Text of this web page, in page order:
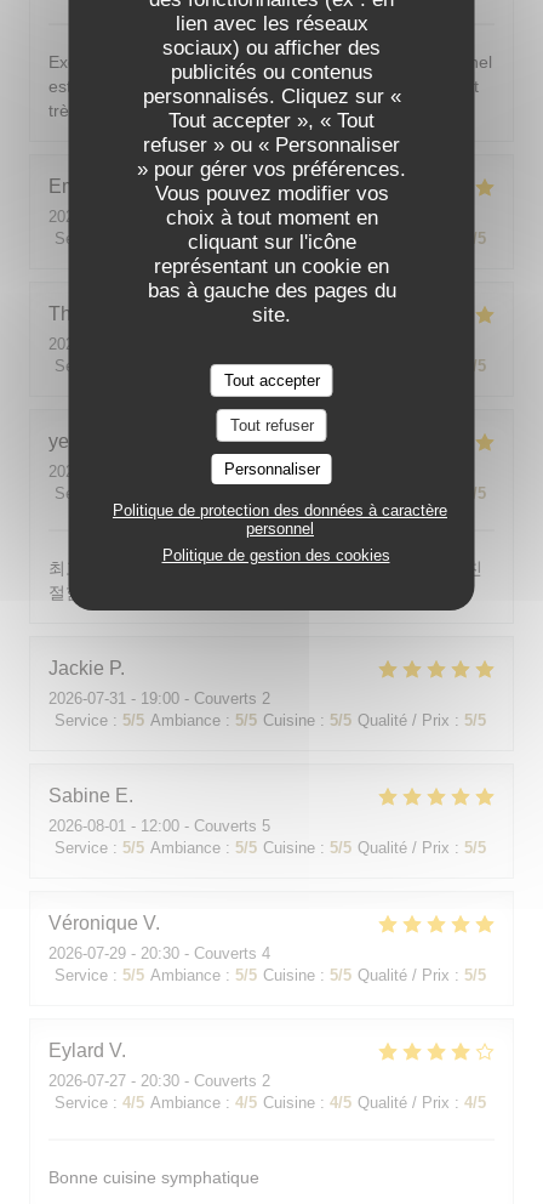
lien avec les réseaux
sociaux) ou afficher des
publicités ou contenus
personnalisés. Cliquez sur «
Tout accepter », « Tout
refuser » ou « Personnaliser
» pour gérer vos préférences.
Vous pouvez modifier vos
choix à tout moment en
cliquant sur l'icône
représentant un cookie en
bas à gauche des pages du
site.
Tout accepter
Tout refuser
Personnaliser
Politique de protection des données à caractère
personnel
Politique de gestion des cookies
Excellent ! Tout est délicieux, bien présentés, le personnel
est vraiment au top : accueillant, souriant, attentionné et
très professionnel. Je recommande sans hésiter !
Emilie
2026-08-05
- 20:30 - Couverts 2
Service
Ambiance: 5/5 Cuisine: 5/5 /5
Theo
2026-08-01
Service
Ambiance: 5/5 Cuisine: 5 /5
yeonghun
2026-08-03
- 19:00 - Couverts 4
Service
/5
최고의 분위기, 최고의 맛, 프랑스어가 서툴지만 서버가 친
절함
Jackie P
2026-07-31 - 19:00 - Couverts 2
Service : 5/5 Ambiance : 5/5 Cuisine : 5/5 Qualité / Prix : 5/5
Sabine E
2026-08-01 - 12:00 - Couverts 5
Service : 5/5 Ambiance : 5/5 Cuisine : 5/5 Qualité / Prix : 5/5
Véronique V
2026-07-29 - 20:30 - Couverts 4
Service : 5/5 Ambiance : 5/5 Cuisine : 5/5 Qualité / Prix : 5/5
Eylard V
2026-07-27 - 20:30 - Couverts 2
Service : 4/5 Ambiance : 4/5 Cuisine : 4/5 Qualité / Prix : 4/5
Bonne cuisine symphatique